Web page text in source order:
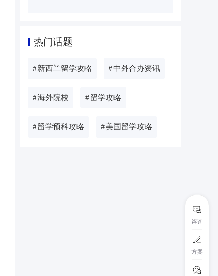
热门话题
#新西兰留学攻略 #中外合办资讯
#海外院校 #留学攻略
#留学预科攻略 #美国留学攻略
咨询
方案